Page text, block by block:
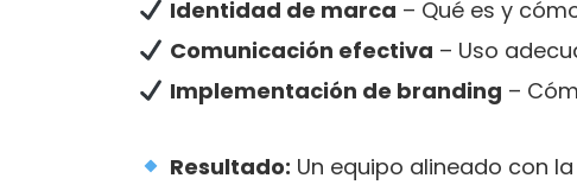
Identidad de marca – Qué es y
Comunicación efectiva – Uso
Implementación de branding –
Resultado: Un equipo alineado con